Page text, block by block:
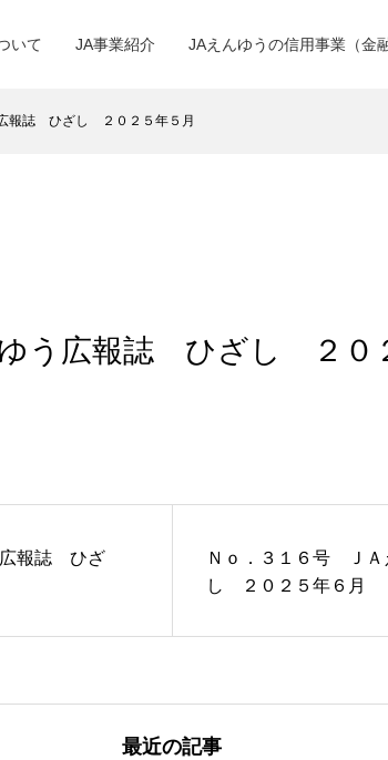
いて JA事業紹介 JAえんゆうの信用事業（金
報誌 ひざし ２０２５年５月
う広報誌 ひざし ２０
広報誌 ひざ
Ｎｏ．３１６号 Ｊ
し ２０２５年６月
最近の記事